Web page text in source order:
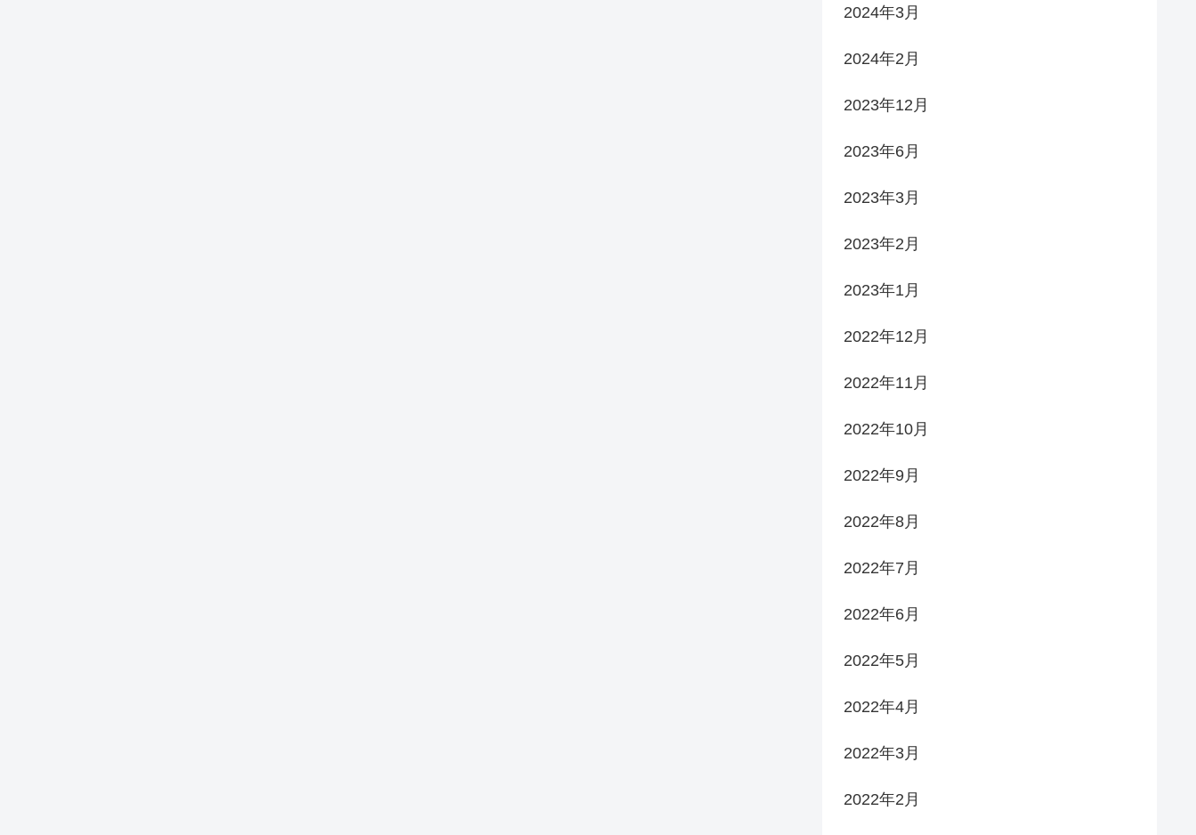
2024年3月
2024年2月
2023年12月
2023年6月
2023年3月
2023年2月
2023年1月
2022年12月
2022年11月
2022年10月
2022年9月
2022年8月
2022年7月
2022年6月
2022年5月
2022年4月
2022年3月
2022年2月